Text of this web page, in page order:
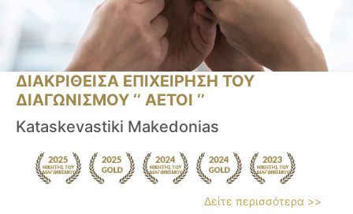
ΔΙΑΚΡΙΘΕΙΣΑ ΕΠΙΧΕΙΡΗΣΗ ΤΟΥ
ΔΙΑΓΩΝΙΣΜΟΥ ‘’ ΑΕΤΟΙ ‘’
Kataskevastiki Makedonias
Δείτε περισσότερα >>